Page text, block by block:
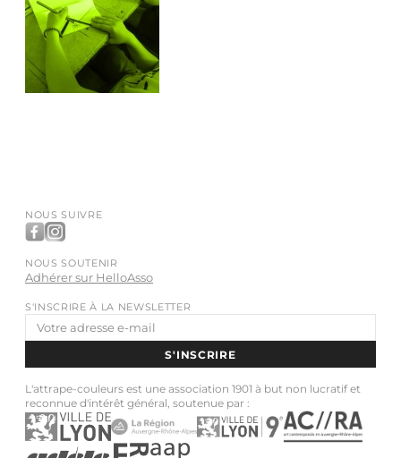
NOUS SUIVRE
NOUS SOUTENIR
Adhérer sur HelloAsso
S'INSCRIRE À LA NEWSLETTER
Adresse
e-
mail
S'INSCRIRE
L'attrape-couleurs est une association 1901 à but non lucratif et
reconnue d'intérêt général, soutenue par :